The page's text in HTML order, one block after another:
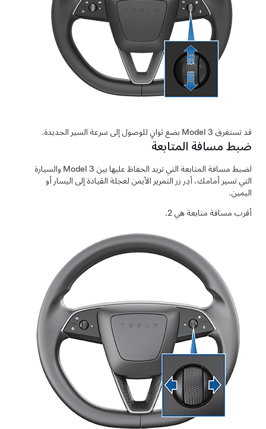
قد تستغرقModel 3بضع ثوانٍ للوصول إلى سرعة السير الجديدة.
ضبط مسافة المتابعة
لضبط مسافةالمتابعةالتي تريد الحفاظ عليها بين Model 3والسيارة
التي تسير أمامك، أدِر زر التمرير الأيمن لعجلة القيادة إلى اليسار أو
اليمين.
أقرب مسافة متابعة هي 2.